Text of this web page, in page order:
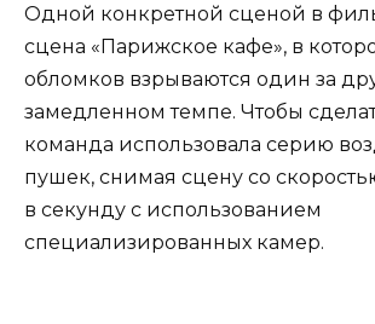
Одной конкретной сценой в
сцена «Парижское кафе», в
обломков взрываются один за
замедленном темпе. Чтобы
команда использовала серию
пушек, снимая сцену со
в секунду с использованием
специализированных камер.